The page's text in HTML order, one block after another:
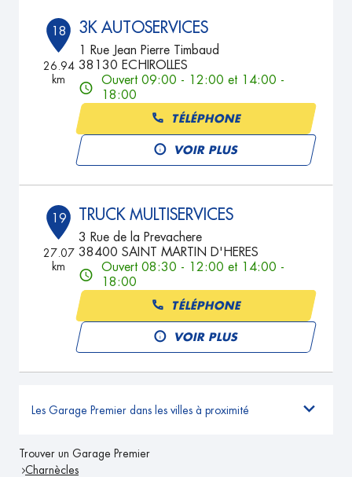
18
26.94
km
3K AUTOSERVICES
1 Rue Jean Pierre Timbaud
38130 ECHIROLLES
Ouvert 09:00 - 12:00 et 14:00 -
18:00
TÉLÉPHONE
VOIR PLUS
19
27.07
km
TRUCK MULTISERVICES
3 Rue de la Prevachere
38400 SAINT MARTIN D'HERES
Ouvert 08:30 - 12:00 et 14:00 -
18:00
TÉLÉPHONE
VOIR PLUS
Les Garage Premier dans les villes à proximité
Trouver un Garage Premier
Charnècles